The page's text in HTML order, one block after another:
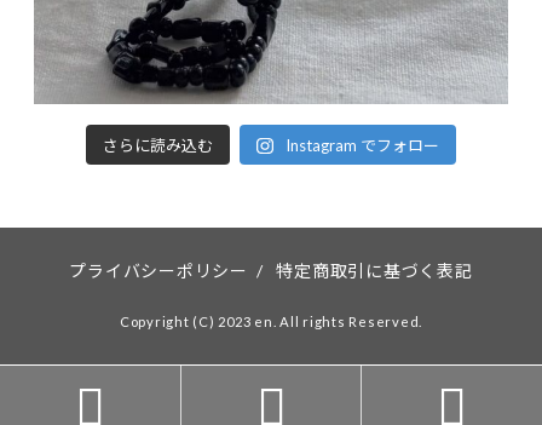
さらに読み込む Instagram でフォロー
プライバシーポリシー / 特定商取引に基づく表記
Copyright (C) 2023 en. All rights Reserved.
  